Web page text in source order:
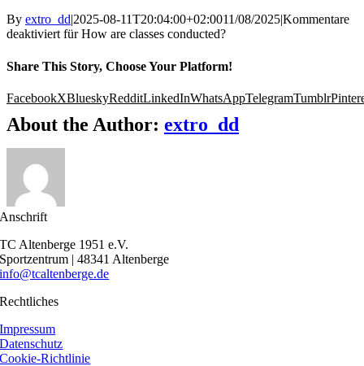
By extro_dd|2025-08-11T20:04:00+02:0011/08/2025|Kommentare
deaktiviertfür How are classes conducted?
Share This Story, Choose Your Platform!
FacebookXBlueskyRedditLinkedInWhatsAppTelegramTumblr
About the Author: extro_dd
Anschrift
TC Altenberge 1951 e.V.
Sportzentrum | 48341 Altenberge
info@tcaltenberge.de
Rechtliches
Impressum
Datenschutz
Cookie-Richtlinie